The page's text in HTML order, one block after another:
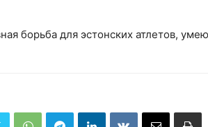
борьба для эстонских атлетов,